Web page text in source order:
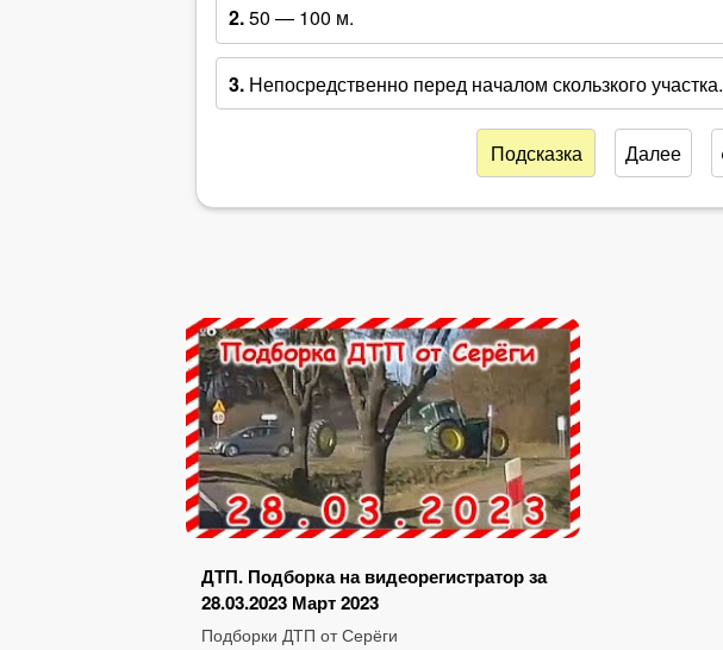
2.50 — 100 м.
3.Непосредственно перед началом скользкого участка.
Подсказка Далее
ДТП. Подборка на видеорегистратор за
28.03.2023 Март 2023
Подборки ДТП от Серёги